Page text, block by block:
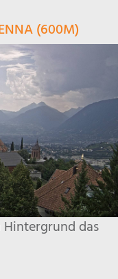
(600M)
Hintergrund das